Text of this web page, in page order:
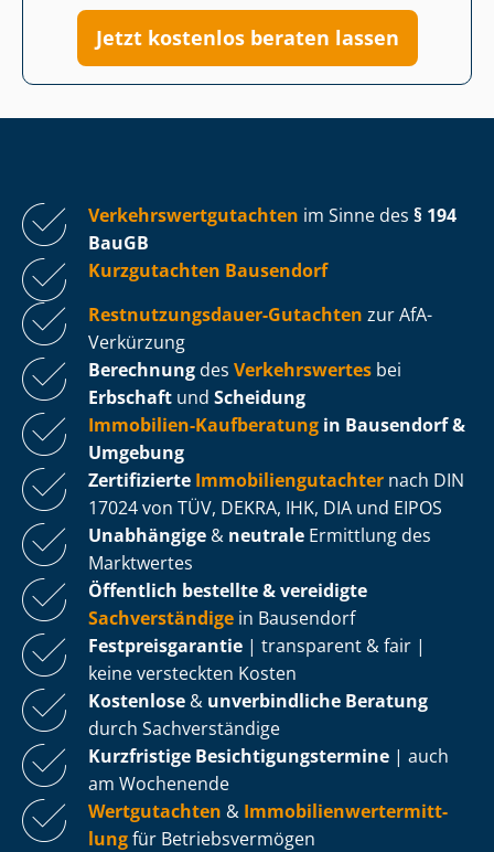
Jetzt kostenlos beraten lassen
Ver­kehrs­wert­gut­ach­ten im Sinne des § 194
BauGB
Kurzgutachten Bausendorf
Rest­nut­zungs­dau­er-Gutachten zur AfA-
Verkürzung
Berechnung des Verkehrswertes bei
Erbschaft und Scheidung
Immobilien-Kaufberatung in Bausendorf &
Umgebung
Zertifizierte Im­mo­bi­li­en­gut­ach­ter nach DIN
17024 von TÜV, DEKRA, IHK, DIA und EIPOS
Unabhängige & neutrale Ermittlung des
Marktwertes
Öffentlich bestellte & vereidigte
Sachverständige in Bausendorf
Fest­preis­ga­ran­tie | transparent & fair |
keine versteckten Kosten
Kostenlose & unverbindliche Beratung
durch Sachverständige
Kurzfristige Be­sich­ti­gungs­ter­mi­ne | auch
am Wochenende
Wertgutachten & Im­mo­bi­li­en­wert­ermitt­
lungfür Be­triebs­ver­mö­gen